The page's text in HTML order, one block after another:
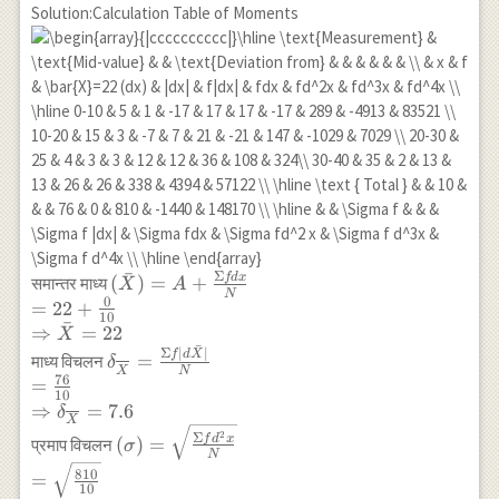
\approx 0.0791, \mu_4
\approx 8.033 \\ \beta_1
\approx 0.001, \sqrt{\beta_1}
\approx+0.031, \beta_2
\approx 2.44
Solution:Calculation Table of Moments
समान्तर माध्य(\bar{X})=A+\frac{\Sigma
f d x}{N} \\ =22+\frac{0}
{10} \\ \Rightarrow
\bar{X}=22
(X
ˉ) = A + N
Σfdx
= 22 + 10
0
⇒ X
ˉ = 22
माध्य विचलन\delta_{\overline{X}}=\frac{\Sigma
f|d \bar{X}|}{N} \\ =\frac{76}{10}
\\ \Rightarrow
\delta_{\overline{X}}=7.6
δX = N
Σf ∣dX
ˉ
= 10
76
⇒ δX = 7.6
प्रमाप विचलन (\sigma)=\sqrt{\frac{\Sigma
f d^2 x}{N}} \\
(σ) = N
Σfd2 x
= 10
810